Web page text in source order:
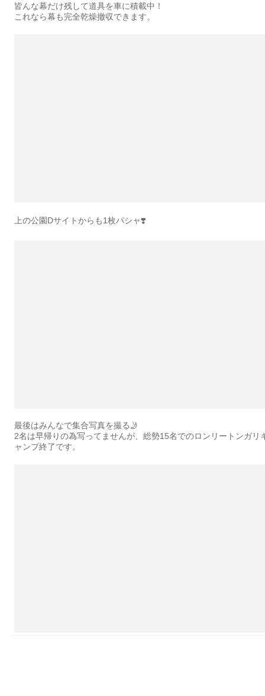
皆んな幕だけ残して道具を車に積載中！
これなら幕も完全乾燥撤収できます。
上の公園Dサイトからも1枚パシャ❣️
最後はみんなで集合写真を撮る🤳
2名は早帰りの為写ってませんが、総勢15名でのロンリートンガリ
ャンプ終了です。